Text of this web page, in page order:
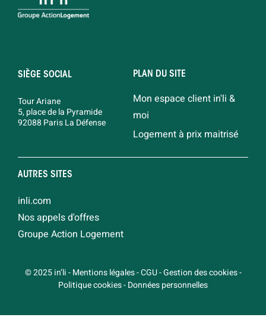
SIÈGE SOCIAL
Tour Ariane
5, place de la Pyramide
92088 Paris La Défense
PLAN DU SITE
Mon espace client in'li &
moi
Logement à prix maitrisé
AUTRES SITES
inli.com
Nos appels d'offres
Groupe Action Logement
© 2025 in’li-Mentions légales-CGU-Gestion des cookies-
Politique cookies-Données personnelles